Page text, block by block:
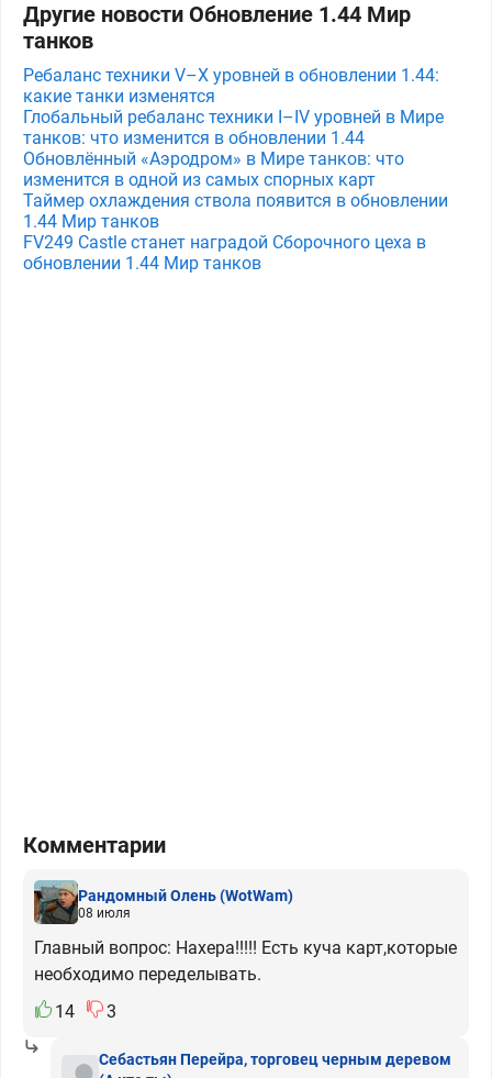
Другие новости Обновление 1.44 Мир
танков
Ребаланс техники V–X уровней в обновлении 1.44:
какие танки изменятся
Глобальный ребаланс техники I–IV уровней в Мире
танков: что изменится в обновлении 1.44
Обновлённый «Аэродром» в Мире танков: что
изменится в одной из самых спорных карт
Таймер охлаждения ствола появится в обновлении
1.44 Мир танков
FV249 Castle станет наградой Сборочного цеха в
обновлении 1.44 Мир танков
Комментарии
Рандомный Олень(WotWam)
08 июля
Главный вопрос: Нахера!!!!! Есть куча карт,которые
необходимо переделывать.
14
3
Себастьян Перейра, торговец черным деревом